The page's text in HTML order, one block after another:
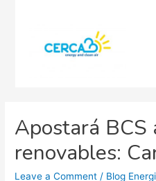
Apostará BCS
renovables:
Leave a Comment / Blog